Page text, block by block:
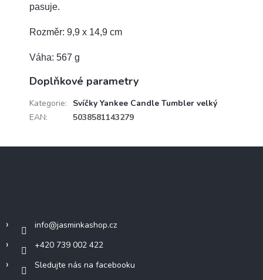
pasuje.
Rozměr: 9,9 x 14,9 cm
Váha: 567 g
Doplňkové parametry
Kategorie:
Svíčky Yankee Candle Tumbler velký
EAN: 5038581143279
info@jasminkashop.cz
+420 739 002 422
Sledujte nás na facebooku